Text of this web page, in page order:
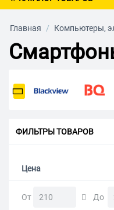
Главная / Компьютеры,
ФИЛЬТРЫ ТОВАРОВ
Цена
От До